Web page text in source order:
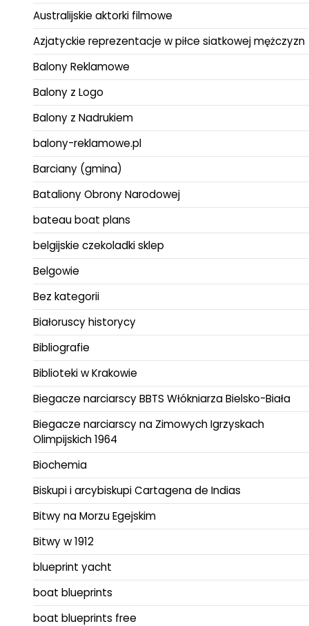
Australijskie aktorki filmowe
Azjatyckie reprezentacje w piłce siatkowej mężczyzn
Balony Reklamowe
Balony z Logo
Balony z Nadrukiem
balony-reklamowe.pl
Barciany (gmina)
Bataliony Obrony Narodowej
bateau boat plans
belgijskie czekoladki sklep
Belgowie
Bez kategorii
Białoruscy historycy
Bibliografie
Biblioteki w Krakowie
Biegacze narciarscy BBTS Włókniarza Bielsko-Biała
Biegacze narciarscy na Zimowych Igrzyskach
Olimpijskich 1964
Biochemia
Biskupi i arcybiskupi Cartagena de Indias
Bitwy na Morzu Egejskim
Bitwy w 1912
blueprint yacht
boat blueprints
boat blueprints free